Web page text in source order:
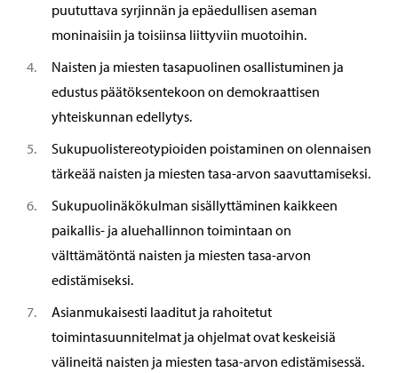
puututtava syrjinnän ja epäedullisen aseman
moninaisiin ja toisiinsa liittyviin muotoihin.
Naisten ja miesten tasapuolinen osallistuminen ja
edustus päätöksentekoon on demokraattisen
yhteiskunnan edellytys.
Sukupuolistereotypioiden poistaminen on olennaisen
tärkeää naisten ja miesten tasa-arvon saavuttamiseksi.
Sukupuolinäkökulman sisällyttäminen kaikkeen
paikallis- ja aluehallinnon toimintaan on
välttämätöntä naisten ja miesten tasa-arvon
edistämiseksi.
Asianmukaisesti laaditut ja rahoitetut
toimintasuunnitelmat ja ohjelmat ovat keskeisiä
välineitä naisten ja miesten tasa-arvon edistämisessä.